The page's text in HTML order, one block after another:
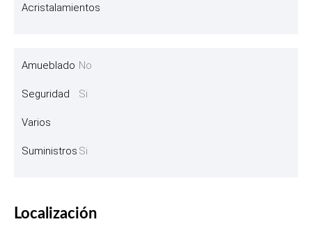
Acristalamientos
Amueblado No
Seguridad Si
Varios
Suministros Si
Localización